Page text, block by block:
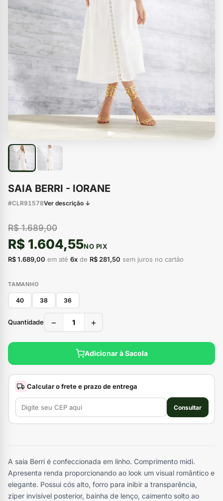
SAIA BERRI - IORANE
#CLR91578Ver descrição ↓
R$ 1.689,00
R$ 1.604,55NO PIX
R$ 1.689,00 em até 6x de R$ 281,50 sem juros no cartão
TAMANHO
40 38 36
Quantidade − +
Adicionar à Sacola
Calcular o frete e prazo de entrega
Consultar
A saia Berri é confeccionada em linho. Comprimento midi.
Apresenta renda proporcionando ao look um visual romântico e
elegante. Possui cós alto, forro para inibir a transparência,
zíper invisível posterior, bainha de lenço, caimento solto ao